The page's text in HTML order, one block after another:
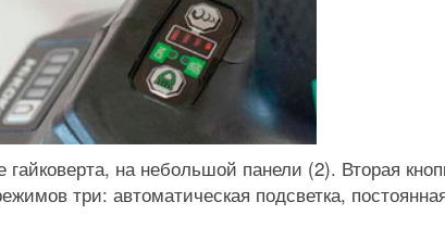
на небольшой панели (2). Вторая
три: автоматическая подсветка,